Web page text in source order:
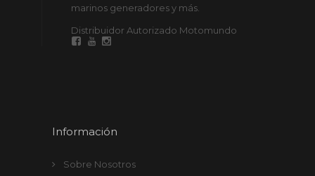
marinos generadores y más.
Distribuidor Autorizado Motomundo
Información
Sobre Nosotros